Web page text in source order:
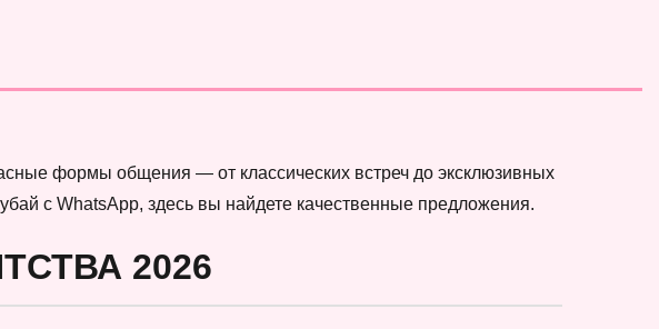
формы общения — от классических встреч до эксклюзивных
с WhatsApp, здесь вы найдете качественные предложения.
2026